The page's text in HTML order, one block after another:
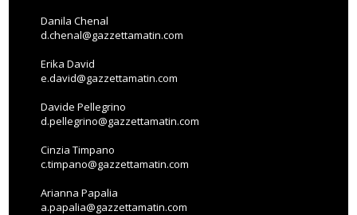
Danila Chenal
d.chenal@gazzettamatin.com
Erika David
e.david@gazzettamatin.com
Davide Pellegrino
d.pellegrino@gazzettamatin.com
Cinzia Timpano
c.timpano@gazzettamatin.com
Arianna Papalia
a.papalia@gazzettamatin.com